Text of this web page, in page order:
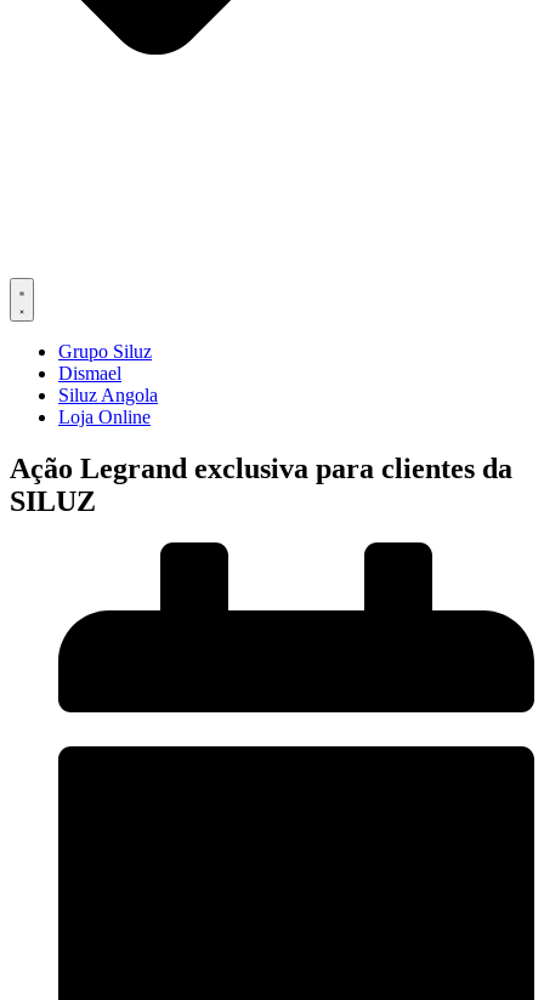
Grupo Siluz
Dismael
Siluz Angola
Loja Online
Ação Legrand exclusiva para clientes da
SILUZ